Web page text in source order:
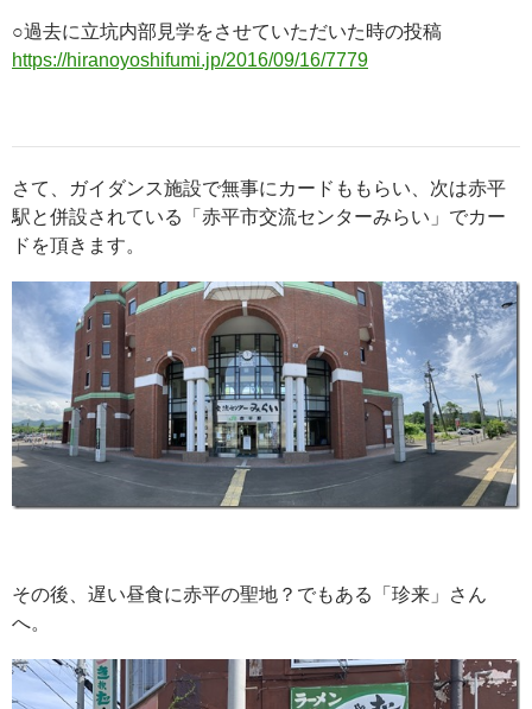
○過去に立坑内部見学をさせていただいた時の投稿
https://hiranoyoshifumi.jp/2016/09/16/7779
さて、ガイダンス施設で無事にカードももらい、次は赤平
駅と併設されている「赤平市交流センターみらい」でカー
ドを頂きます。
その後、遅い昼食に赤平の聖地？でもある「珍来」さん
へ。